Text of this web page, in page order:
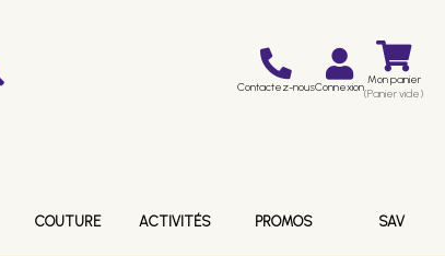
Contactez-nousConnexion Mon panier
(Panier vide)
COUTURE ACTIVITÉS PROMOS SAV